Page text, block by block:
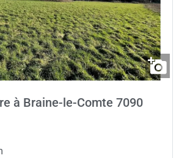
à Braine-le-Comte 7090